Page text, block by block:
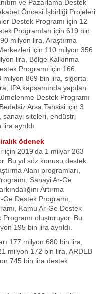
ve Pazarlama Destek
Öncesi İşbirliği Projeleri
Destek Programı için 12
ProgramIarı için 619 bin
milyon lira, Araştırma
için 110 milyon 356
lira, Bölge Kalkınma
Programı için 166
milyon 869 bin lira, sigorta
IPA kapsamında yapılan
Destek Programı
Arsa Tahsisi için 3
sanayi siteleri, endüstri
ayrıldı.
ödenek
için 2019'da 1 milyar 263
Bu yıl söz konusu destek
Alanı programları,
Sanayi Ar-Ge
Artırma
Destek Programı,
Kamu Ar-Ge Destek
Programı oluşturuyor. Bu
195 bin lira ayrıldı.
177 milyon 680 bin lira,
milyon 172 bin lira, ARDEB
745 bin lira destek